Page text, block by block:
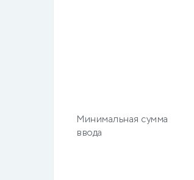
Минимальная сумма
ввода